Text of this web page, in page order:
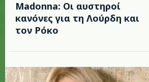
Madonna: Οι αυστηροί
κανόνες για τη Λούρδη και
τον Ρόκο